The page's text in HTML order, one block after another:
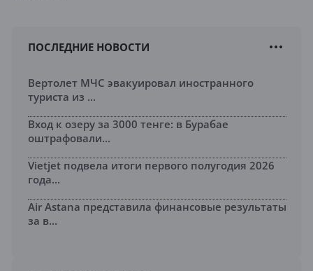
ПОСЛЕДНИЕ НОВОСТИ
Вертолет МЧС эвакуировал иностранного
туриста из ...
Вход к озеру за 3000 тенге: в Бурабае
оштрафовали...
Vietjet подвела итоги первого полугодия 2026
года...
Air Astana представила финансовые результаты
за в...